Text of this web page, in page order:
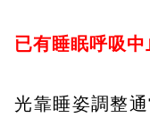
已有睡眠呼吸中
光靠睡姿調整